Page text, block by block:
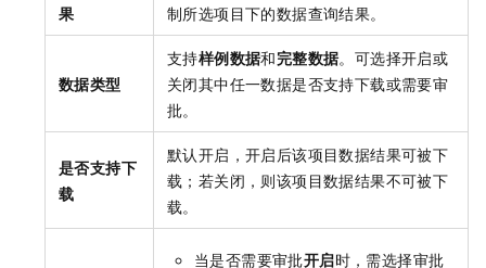
果
制所选项目下的数据查询结果。
数据类型
支持样例数据和完整数据。可选择开启或
关闭其中任一数据是否支持下载或需要审
批。
是否支持下
载
默认开启，开启后该项目数据结果可被下
载；若关闭，则该项目数据结果不可被下
载。
当是否需要审批开启时，需选择审批